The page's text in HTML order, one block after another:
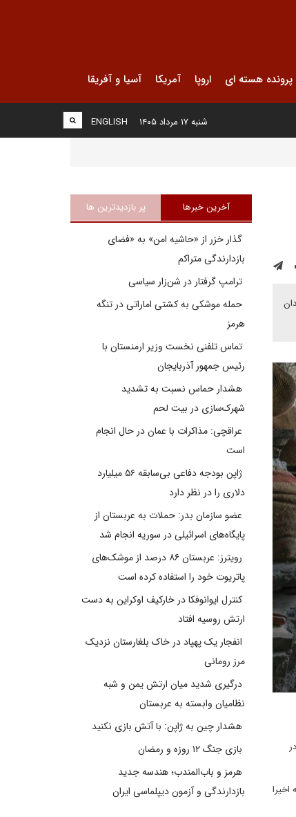
پرونده هسته ای اروپا آمریکا آسیا و آفریقا
ENGLISH شنبه ۱۷ مرداد ۱۴۰۵
آخرین خبرها پر بازدیدترین ها
گذار خزر از «حاشیه امن» به «فضای
بازدارندگی متراکم
ترامپ گرفتار در شن‌زار سیاسی
حمله موشکی به کشتی اماراتی در تنگه
هرمز
تماس تلفنی نخست وزیر ارمنستان با
رئیس جمهور آذربایجان
هشدار حماس نسبت به تشدید
شهرک‌سازی در بیت‌ لحم
عراقچی: مذاکرات با عمان در حال انجام
است
ژاپن بودجه دفاعی بی‌سابقه ۵۶ میلیارد
دلاری را در نظر دارد
عضو سازمان بدر: حملات به عربستان از
پایگاه‌های اسرائیلی در سوریه انجام شد
رویترز: عربستان ۸۶ درصد از موشک‌های
پاتریوت خود را استفاده کرده است
کنترل ایوانوفکا در خارکیف اوکراین به دست
ارتش روسیه افتاد
انفجار یک پهپاد در خاک بلغارستان نزدیک
مرز رومانی
درگیری شدید میان ارتش یمن و شبه
نظامیان وابسته به عربستان
هشدار چین به ژاپن: با آتش بازی نکنید
بازی جنگ ۱۲ روزه و رمضان
هرمز و باب‌المندب؛ هندسه جدید
بازدارندگی و آزمون دیپلماسی ایران